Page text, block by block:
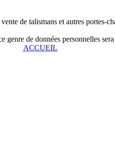
de talismans et autres portes-
genre de données personnelles
ACCUEIL